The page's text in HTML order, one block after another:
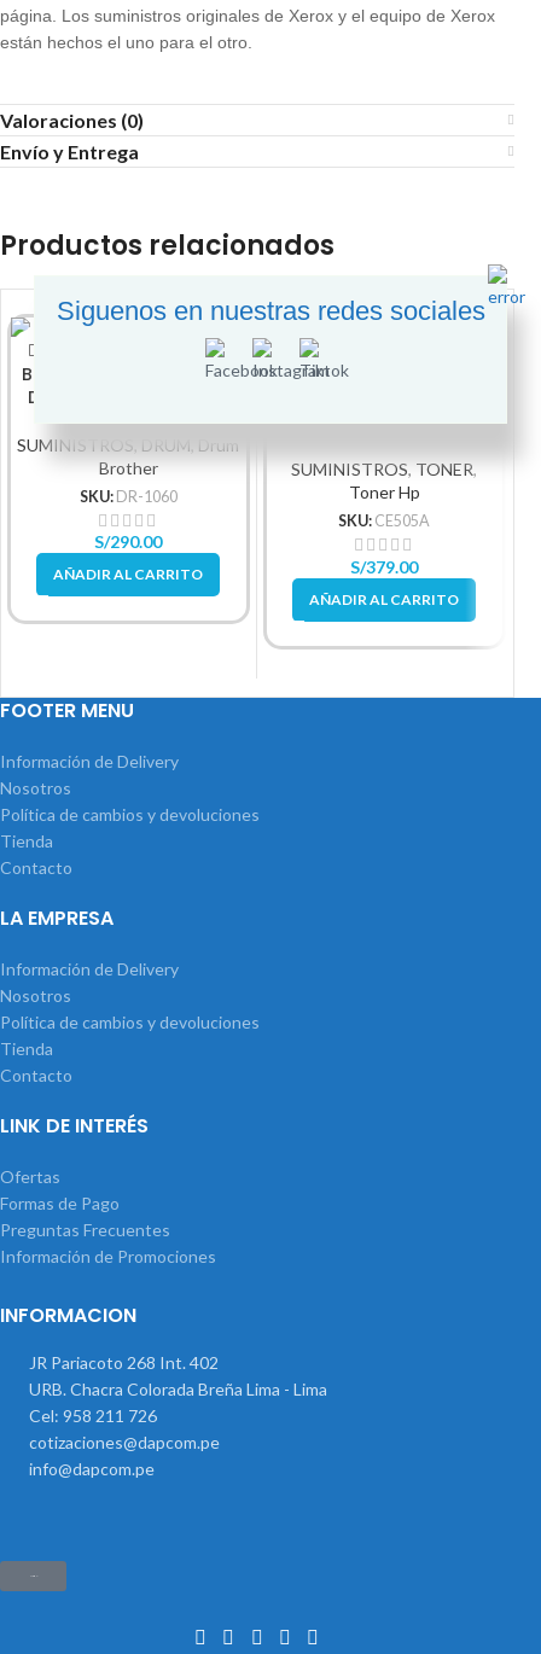
página. Los suministros originales de Xerox y el equipo de Xerox
están hechos el uno para el otro.
Valoraciones (0)
Envío y Entrega
Productos relacionados
Brother – Tambor/Drum
Dr-1060 10,000 Paginas
SUMINISTROS DRUM Drum
Brother
SKU: DR-1060
S/290.00
AÑADIR AL CARRITO
Black P2035, P2055
SUMINISTROS, TONER,
Toner Hp
SKU: CE505A
S/379.00
AÑADIR AL CARRITO
FOOTER MENU
Información de Delivery
Nosotros
Política de cambios y devoluciones
Tienda
Contacto
LA EMPRESA
Información de Delivery
Nosotros
Política de cambios y devoluciones
Tienda
Contacto
LINK DE INTERÉS
Ofertas
Formas de Pago
Preguntas Frecuentes
Información de Promociones
INFORMACION
JR Pariacoto 268 Int. 402
URB. Chacra Colorada Breña Lima - Lima
Cel: 958 211 726
cotizaciones@dapcom.pe
info@dapcom.pe
Siguenos en nuestras redes sociales